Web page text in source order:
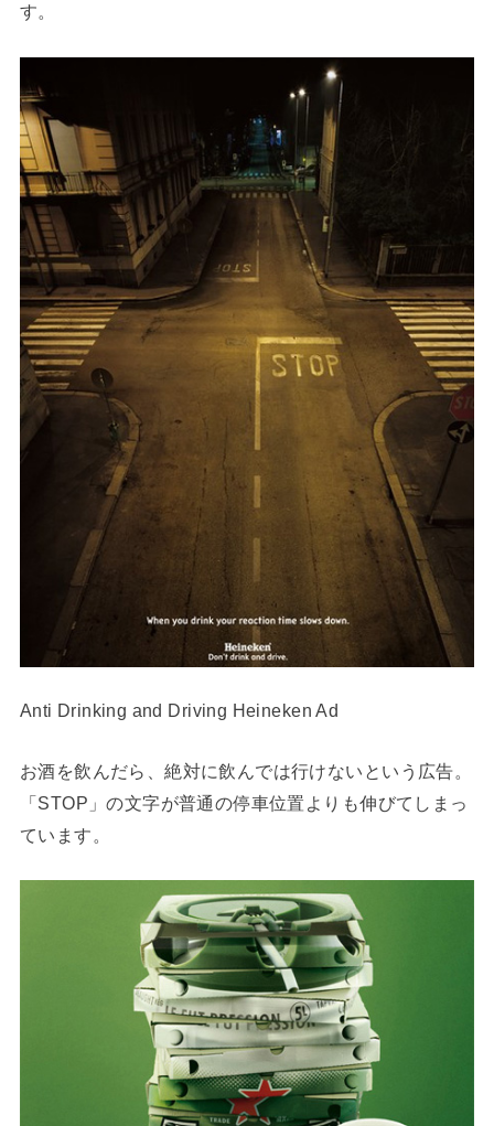
す。
Anti Drinking and Driving Heineken Ad
お酒を飲んだら、絶対に飲んでは行けないという広告。
「STOP」の文字が普通の停車位置よりも伸びてしまっ
ています。